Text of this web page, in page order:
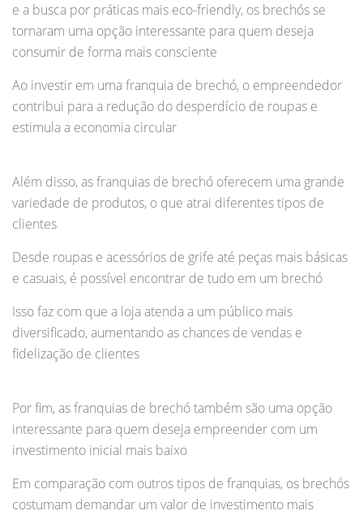
e a busca por práticas mais eco-friendly, os brechós se
tornaram uma opção interessante para quem deseja
consumir de forma mais consciente
Ao investir em uma franquia de brechó, o empreendedor
contribui para a redução do desperdício de roupas e
estimula a economia circular
Além disso, as franquias de brechó oferecem uma grande
variedade de produtos, o que atrai diferentes tipos de
clientes
Desde roupas e acessórios de grife até peças mais básicas
e casuais, é possível encontrar de tudo em um brechó
Isso faz com que a loja atenda a um público mais
diversificado, aumentando as chances de vendas e
fidelização de clientes
Por fim, as franquias de brechó também são uma opção
interessante para quem deseja empreender com um
investimento inicial mais baixo
Em comparação com outros tipos de franquias, os brechós
costumam demandar um valor de investimento mais